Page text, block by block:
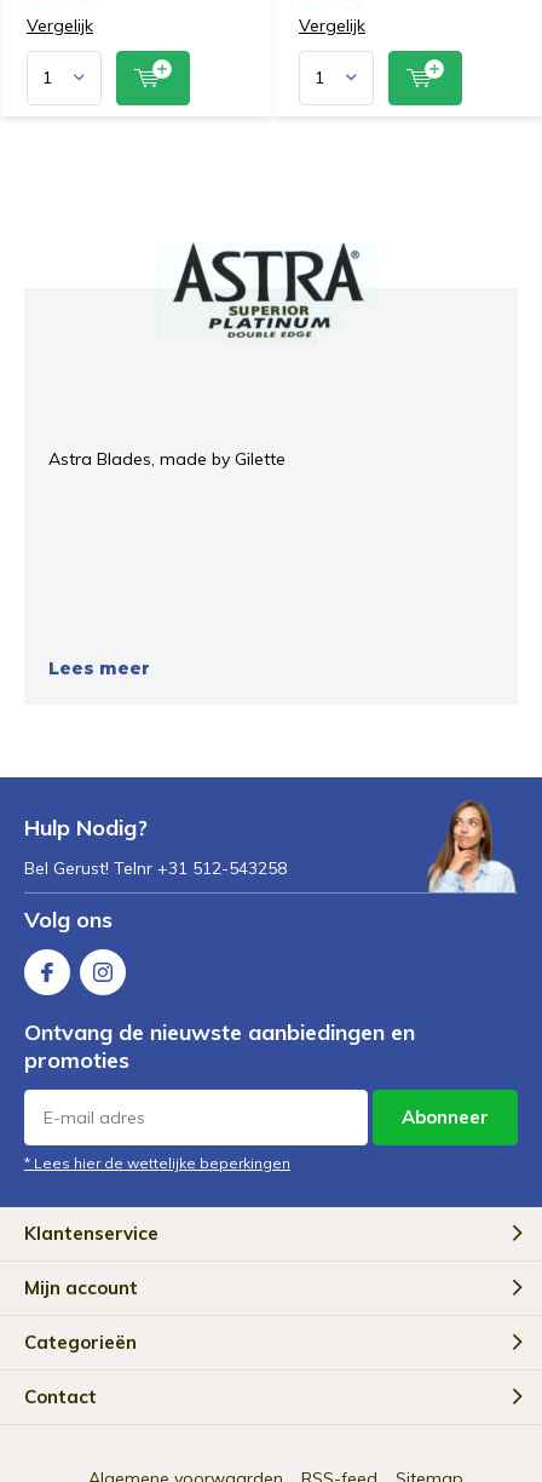
Vergelijk Vergelijk
Astra Blades, made by Gilette
Lees meer
Hulp Nodig?
Bel Gerust! Telnr +31 512-543258
Volg ons
Ontvang de nieuwste aanbiedingen en
promoties
Abonneer
* Lees hier de wettelijke beperkingen
Klantenservice
Mijn account
Categorieën
Contact